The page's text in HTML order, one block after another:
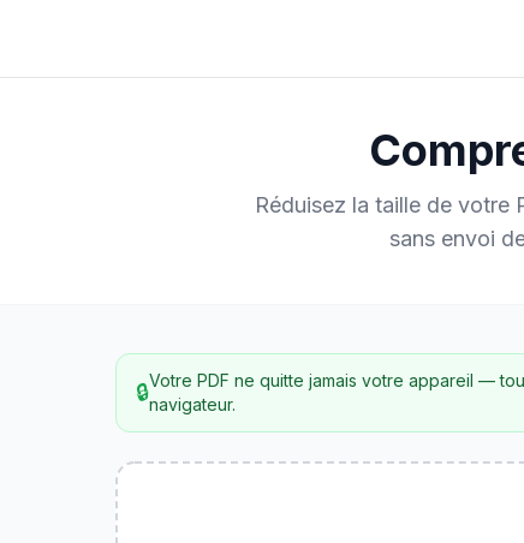
Réduisez la taille de
sans envoi
🔒Votre PDF ne quitte jamais votre appareil —
navigateur.